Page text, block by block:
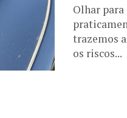
Olhar para
trazemos
os riscos...